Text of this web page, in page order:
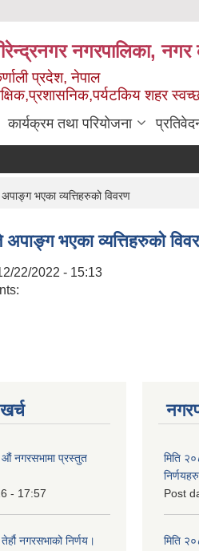
नगरपालिका, नगर
प्रदेश, नेपाल
शहर
कार्यक्रम तथा परियोजना
अपाङ्ग भएका व्यत्तिहरुको विवरण
अपाङ्ग भएका व्यत्तिहरुको
22/2022 - 15:13
नगरसभामा प्रस्तुत
- 17:57
नगरसभाको निर्णय।
मिति
निर्णयहरु
Post
मिति